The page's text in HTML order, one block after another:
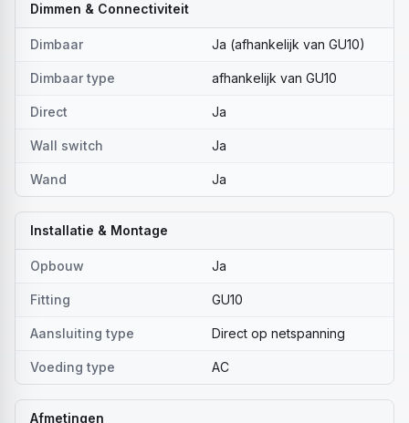
Dimmen & Connectiviteit
Dimbaar Ja (afhankelijk van GU10)
Dimbaar type afhankelijk van GU10
Direct Ja
Wall switch Ja
Wand Ja
Installatie & Montage
Opbouw Ja
Fitting GU10
Aansluiting type Direct op netspanning
Voeding type AC
Afmetingen